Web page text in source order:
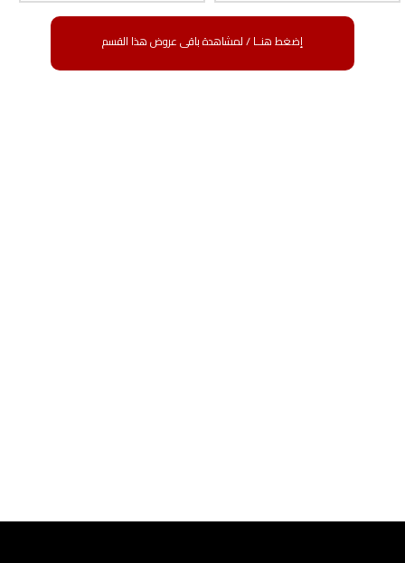
إضغط هنــا / لمشاهدة باقى عروض هذا القسم